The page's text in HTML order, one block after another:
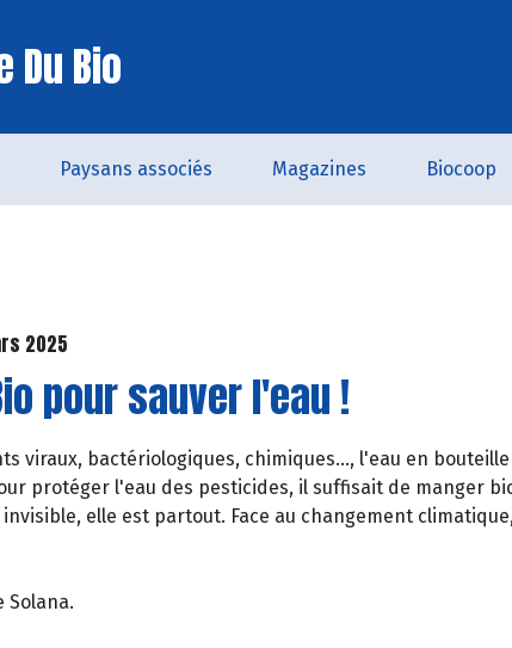
Du Bio
Paysans associés Magazines Biocoop
2025
pour sauver l'eau !
viraux, bactériologiques, chimiques..., l'eau en
protéger l'eau des pesticides, il suffisait de manger
elle est partout. Face au changement
Solana.